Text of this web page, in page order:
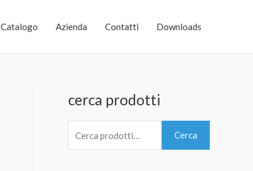
Catalogo Azienda Contatti Downloads
cerca prodotti
e
Cerca